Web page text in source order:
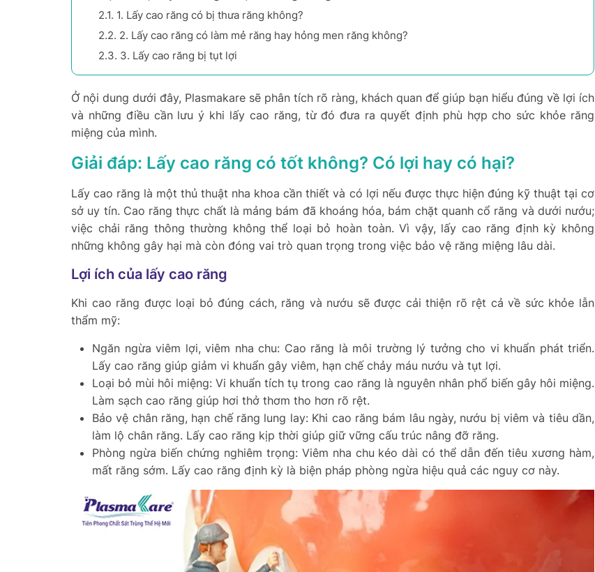
2.1. 1. Lấy cao răng có bị thưa răng không?
2.2. 2. Lấy cao răng có làm mẻ răng hay hỏng men răng không?
2.3. 3. Lấy cao răng bị tụt lợi
Ở nội dung dưới đây, Plasmakare sẽ phân tích rõ ràng, khách quan để giúp bạn hiểu đúng về lợi ích
và những điều cần lưu ý khi lấy cao răng, từ đó đưa ra quyết định phù hợp cho sức khỏe răng
miệng của mình.
Giải đáp: Lấy cao răng có tốt không? Có lợi hay có hại?
Lấy cao răng là một thủ thuật nha khoa cần thiết và có lợi nếu được thực hiện đúng kỹ thuật tại cơ
sở uy tín. Cao răng thực chất là mảng bám đã khoáng hóa, bám chặt quanh cổ răng và dưới nướu;
việc chải răng thông thường không thể loại bỏ hoàn toàn. Vì vậy, lấy cao răng định kỳ không
những không gây hại mà còn đóng vai trò quan trọng trong việc bảo vệ răng miệng lâu dài.
Lợi ích của lấy cao răng
Khi cao răng được loại bỏ đúng cách, răng và nướu sẽ được cải thiện rõ rệt cả về sức khỏe lẫn
thẩm mỹ:
Ngăn ngừa viêm lợi, viêm nha chu: Cao răng là môi trường lý tưởng cho vi khuẩn phát triển.
Lấy cao răng giúp giảm vi khuẩn gây viêm, hạn chế chảy máu nướu và tụt lợi.
Loại bỏ mùi hôi miệng: Vi khuẩn tích tụ trong cao răng là nguyên nhân phổ biến gây hôi miệng.
Làm sạch cao răng giúp hơi thở thơm tho hơn rõ rệt.
Bảo vệ chân răng, hạn chế răng lung lay: Khi cao răng bám lâu ngày, nướu bị viêm và tiêu dần,
làm lộ chân răng. Lấy cao răng kịp thời giúp giữ vững cấu trúc nâng đỡ răng.
Phòng ngừa biến chứng nghiêm trọng: Viêm nha chu kéo dài có thể dẫn đến tiêu xương hàm,
mất răng sớm. Lấy cao răng định kỳ là biện pháp phòng ngừa hiệu quả các nguy cơ này.